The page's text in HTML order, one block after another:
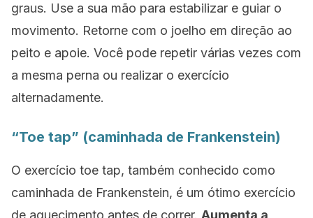
graus. Use a sua mão para estabilizar e guiar o
movimento. Retorne com o joelho em direção ao
peito e apoie. Você pode repetir várias vezes com
a mesma perna ou realizar o exercício
alternadamente.
“Toe tap” (caminhada de Frankenstein)
O exercício toe tap, também conhecido como
caminhada de Frankenstein, é um ótimo exercício
de aquecimento antes de correr. Aumenta a